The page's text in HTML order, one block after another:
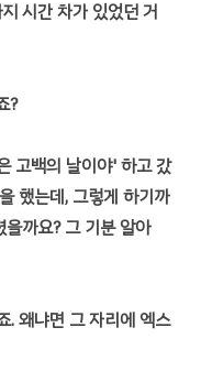
시간 차가 있었던 거
?
고백의 날이야' 하고 갔
했는데, 그렇게 하기까
까요? 그 기분 알아
. 왜냐면 그 자리에 엑스